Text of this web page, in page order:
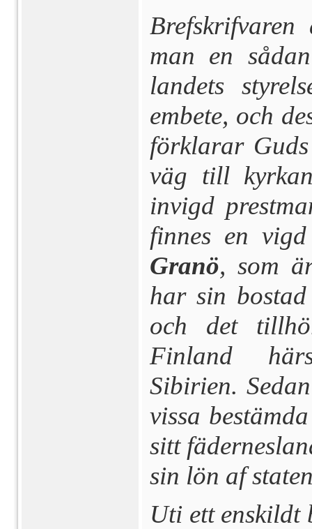
man en
landets
embete, och
förkla­rar
väg till
invigd
finnes en
Granö, som
har sin
och det
Finland
Sibirien.
vissa
sitt
sin lön af
Uti ett enskildt